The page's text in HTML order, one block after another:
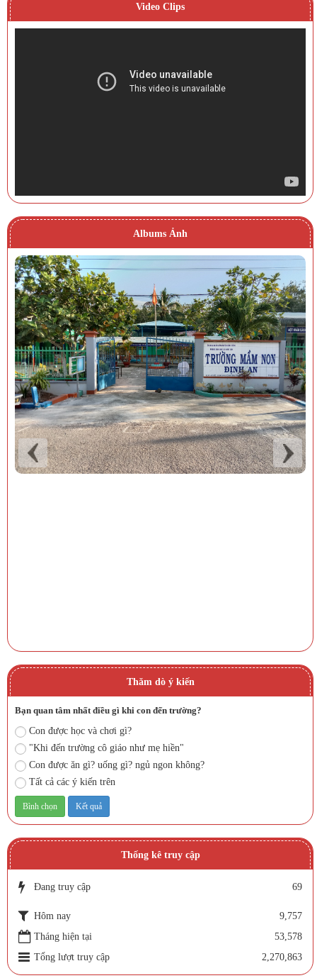
Video Clips
Albums Ảnh
Thăm dò ý kiến
Bạn quan tâm nhất điều gì khi con đến trường?
Con được học và chơi gì?
"Khi đến trường cô giáo như mẹ hiền"
Con được ăn gì? uống gì? ngủ ngon không?
Tất cả các ý kiến trên
Thống kê truy cập
Đang truy cập 69
Hôm nay
9,757
Tháng hiện tại
53,578
Tổng lượt truy cập
2,270,863